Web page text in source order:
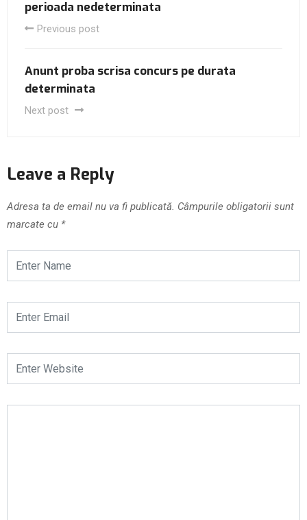
perioada nedeterminata
Previous post
Anunt proba scrisa concurs pe durata
determinata
Next post
Leave a Reply
Adresa ta de email nu va fi publicată. Câmpurile obligatorii sunt
marcate cu *